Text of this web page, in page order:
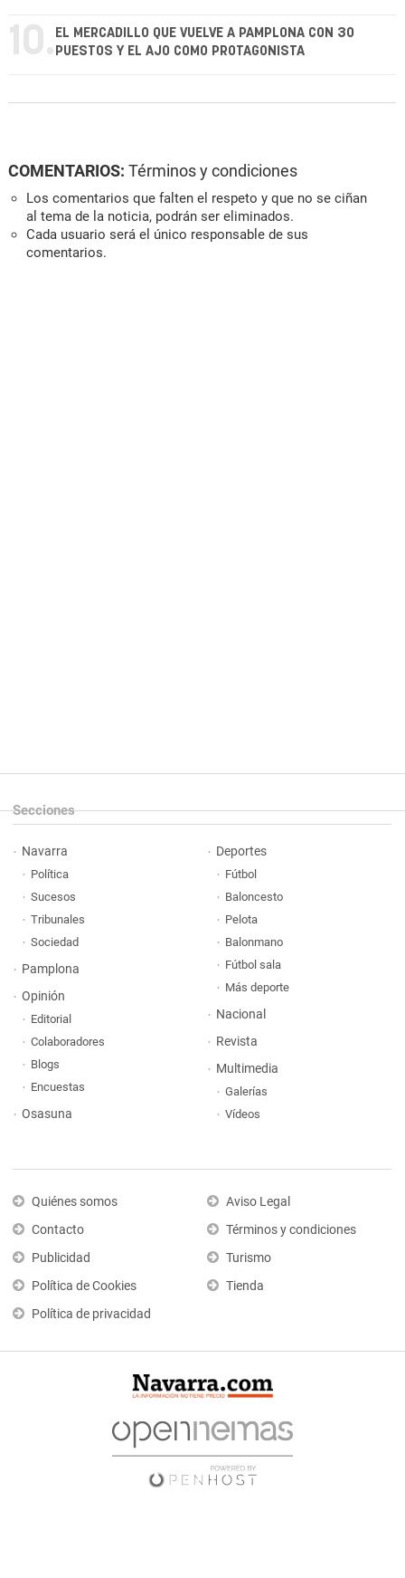
10. EL MERCADILLO QUE VUELVE A PAMPLONA CON 30
PUESTOS Y EL AJO COMO PROTAGONISTA
COMENTARIOS: Términos y condiciones
Los comentarios que falten el respeto y que no se ciñan
al tema de la noticia, podrán ser eliminados.
Cada usuario será el único responsable de sus
comentarios.
Secciones
Navarra
Política
Sucesos
Tribunales
Sociedad
Pamplona
Opinión
Editorial
Colaboradores
Blogs
Encuestas
Osasuna
Deportes
Fútbol
Baloncesto
Pelota
Balonmano
Fútbol sala
Más deporte
Nacional
Revista
Multimedia
Galerías
Vídeos
Quiénes somos
Contacto
Publicidad
Política de Cookies
Política de privacidad
Aviso Legal
Términos y condiciones
Turismo
Tienda